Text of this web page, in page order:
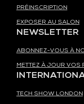
PRÉINSCRIPTION
EXPOSER AU SALON
NEWSLETTER
ABONNEZ-VOUS À
METTEZ À JOUR VOS
TECH SHOW LONDON